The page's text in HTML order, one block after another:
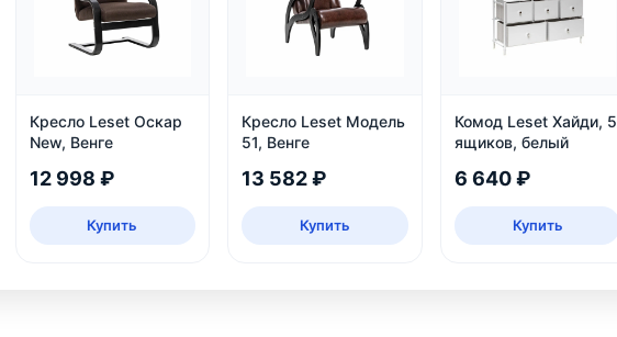
Кресло Leset Оскар
New, Венге
12 998 ₽
Купить
Кресло Leset Модель
51, Венге
13 582 ₽
Купить
Комод Leset Хайди, 5
ящиков, белый
6 640 ₽
Купить